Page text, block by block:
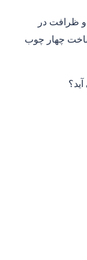
ظرافت در
چهار چوب